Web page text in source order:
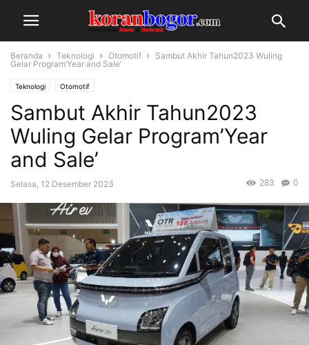
Beranda Teknologi Otomotif
Sambut Akhir Tahun2023 Wuling
Gelar Program’Year and Sale’
Teknologi Otomotif
Sambut Akhir Tahun2023
Wuling Gelar Program’Year
and Sale’
Selasa, 12 Desember 2023 0
283